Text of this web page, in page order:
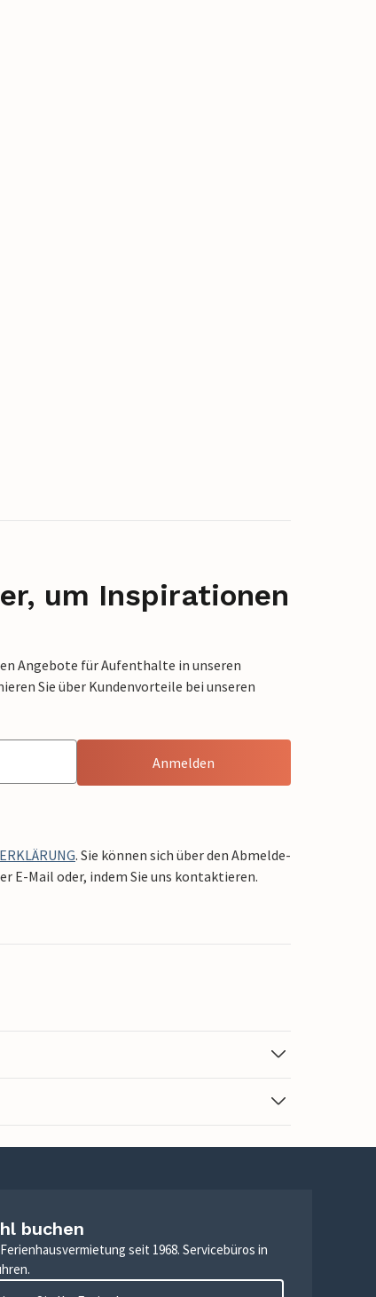
um Inspirationen
Angebote für Aufenthalte in unseren
Sie über Kundenvorteile bei unseren
Anmelden
. Sie können sich über den Abmelde-
E-Mail oder, indem Sie uns kontaktieren.
buchen
seit 1968. Servicebüros in